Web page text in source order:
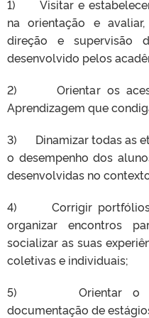
1) Visitar e estabelecer
na orientação e
direção e supervisão
desenvolvido pelos
2) Orientar os
Aprendizagem que
3) Dinamizar todas as
o desempenho dos
desenvolvidas no
4) Corrigir portfólios
organizar encontros
socializar as suas
coletivas e individuais;
5) Orientar o
documentação de